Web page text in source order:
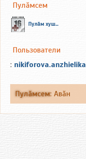
Пулăмсем
Пулăм хуш...
Пользователи
: nikiforova.anzhielika
Пулăмсем: Авăн